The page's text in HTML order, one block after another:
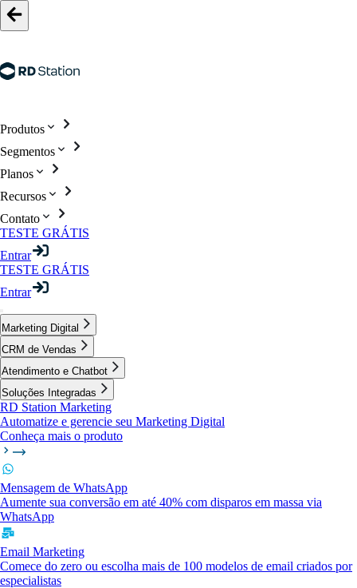
Produtos
Segmentos
Planos
Recursos
Contato
TESTE GRÁTIS
Entrar
TESTE GRÁTIS
Entrar
Marketing Digital
CRM de Vendas
Atendimento e Chatbot
Soluções Integradas
RD Station Marketing
Automatize e gerencie seu Marketing Digital
Conheça mais o produto
Mensagem de WhatsApp
Aumente sua conversão em até 40% com disparos em massa via
WhatsApp
Email Marketing
Comece do zero ou escolha mais de 100 modelos de email criados por
especialistas